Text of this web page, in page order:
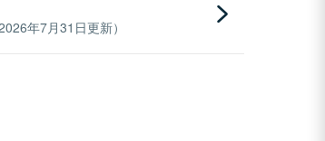
年7月31日更新）